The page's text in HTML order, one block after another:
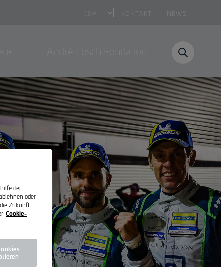
Select
KONTAKT NEWS
der
oder
Zukunft
Cookie-